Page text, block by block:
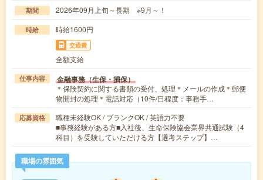
期間 2026年09月上旬～長期 ※9月～！
時給 時給1600円
交通費
全額支給
仕事内容 金融事務（生保・損保）
＊保険契約に関する書類の受付、処理＊メールの作成＊郵便
物開封の処理＊電話対応（10件/日程度：事務手…
応募資格
職種未経験OK / ブランクOK / 英語力不要
■事務経験がある方■入社後、生命保険協会業界共通試験（4
科目）を受験していただける方【選考ステップ】…
職場の雰囲気